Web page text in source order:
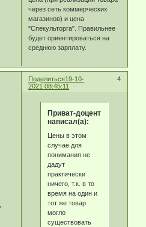
через сеть коммерческих
магазинов) и цена
"Спекульторга". Правильнее
будет ориентироваться на
среднюю зарплату.
Поделиться 4
19-10-
2021 08:45:11
Приват-доцент
написал(а):
Цены в этом
случае для
понимания не
дадут
практически
ничего, т.к. в то
время на один и
тот же товар
могло
существовать